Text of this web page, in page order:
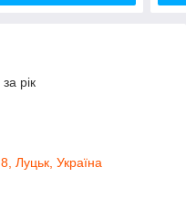
рік
Луцьк, Україна